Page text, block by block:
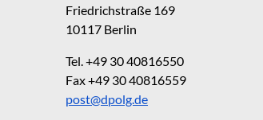
Friedrichstraße 169
10117 Berlin
Tel. +49 30 40816550
Fax +49 30 40816559
post@dpolg.de